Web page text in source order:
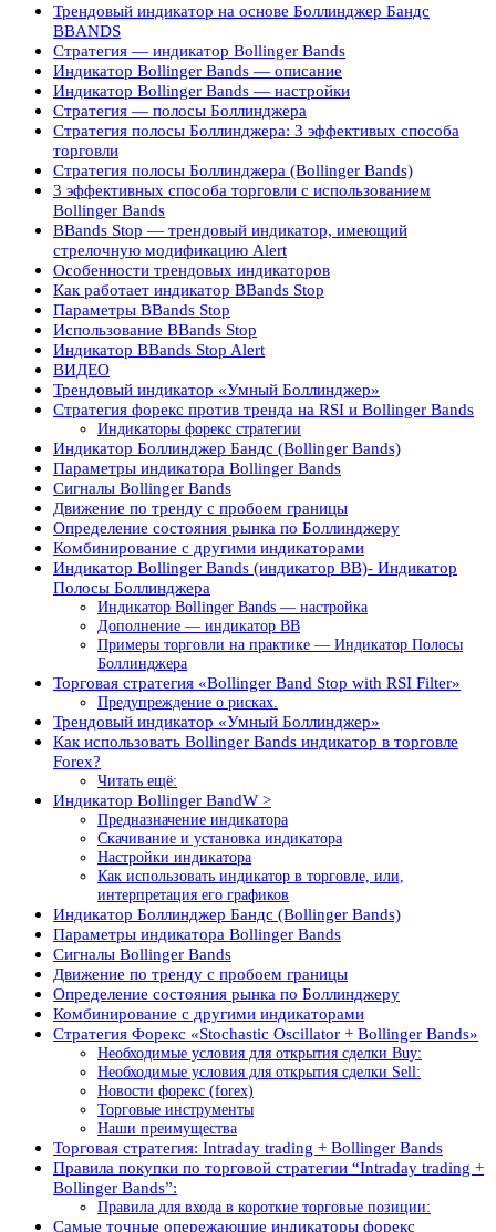
Трендовый индикатор на основе Боллинджер Бандс
BBANDS
Стратегия — индикатор Bollinger Bands
Индикатор Bollinger Bands — описание
Индикатор Bollinger Bands — настройки
Стратегия — полосы Боллинджера
Стратегия полосы Боллинджера: 3 эффективых способа
торговли
Стратегия полосы Боллинджера (Bollinger Bands)
3 эффективных способа торговли с использованием
Bollinger Bands
BBands Stop — трендовый индикатор, имеющий
стрелочную модификацию Alert
Особенности трендовых индикаторов
Как работает индикатор BBands Stop
Параметры BBands Stop
Использование BBands Stop
Индикатор BBands Stop Alert
ВИДЕО
Трендовый индикатор «Умный Боллинджер»
Стратегия форекс против тренда на RSI и Bollinger Bands
Индикаторы форекс стратегии
Индикатор Боллинджер Бандс (Bollinger Bands)
Параметры индикатора Bollinger Bands
Сигналы Bollinger Bands
Движение по тренду с пробоем границы
Определение состояния рынка по Боллинджеру
Комбинирование с другими индикаторами
Индикатор Bollinger Bands (индикатор BB)- Индикатор
Полосы Боллинджера
Индикатор Bollinger Bands — настройка
Дополнение — индикатор BB
Примеры торговли на практике — Индикатор Полосы
Боллинджера
Торговая стратегия «Bollinger Band Stop with RSI Filter»
Предупреждение о рисках.
Трендовый индикатор «Умный Боллинджер»
Как использовать Bollinger Bands индикатор в торговле
Forex?
Читать ещё:
Индикатор Bollinger BandW >
Предназначение индикатора
Скачивание и установка индикатора
Настройки индикатора
Как использовать индикатор в торговле, или,
интерпретация его графиков
Индикатор Боллинджер Бандс (Bollinger Bands)
Параметры индикатора Bollinger Bands
Сигналы Bollinger Bands
Движение по тренду с пробоем границы
Определение состояния рынка по Боллинджеру
Комбинирование с другими индикаторами
Стратегия Форекс «Stochastic Oscillator + Bollinger Bands»
Необходимые условия для открытия сделки Buy:
Необходимые условия для открытия сделки Sell:
Новости форекс (forex)
Торговые инструменты
Наши преимущества
Торговая стратегия: Intraday trading + Bollinger Bands
Правила покупки по торговой стратегии “Intraday trading +
Bollinger Bands”:
Правила для входа в короткие торговые позиции:
Самые точные опережающие индикаторы форекс